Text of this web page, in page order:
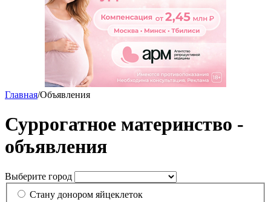
Главная/Объявления
Суррогатное материнство -
объявления
Выберите город
Стану донором яйцеклеток